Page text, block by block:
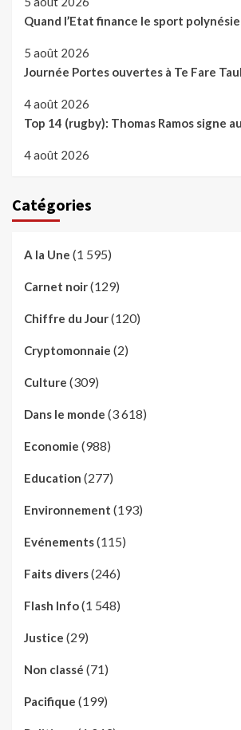
Quand l’Etat finance le sport
5 août 2026
Journée Portes ouvertes à Te Fare
4 août 2026
Top 14 (rugby): Thomas Ramos signe
4 août 2026
Catégories
A la Une (1 595)
Carnet noir(129)
Chiffre du Jour(120)
Cryptomonnaie (2)
Culture (309)
Dans le monde (3 618)
Economie (988)
Education (277)
Environnement (193)
Evénements(115)
Faits divers(246)
Flash Info(1 548)
Justice (29)
Non classé (71)
Pacifique (199)